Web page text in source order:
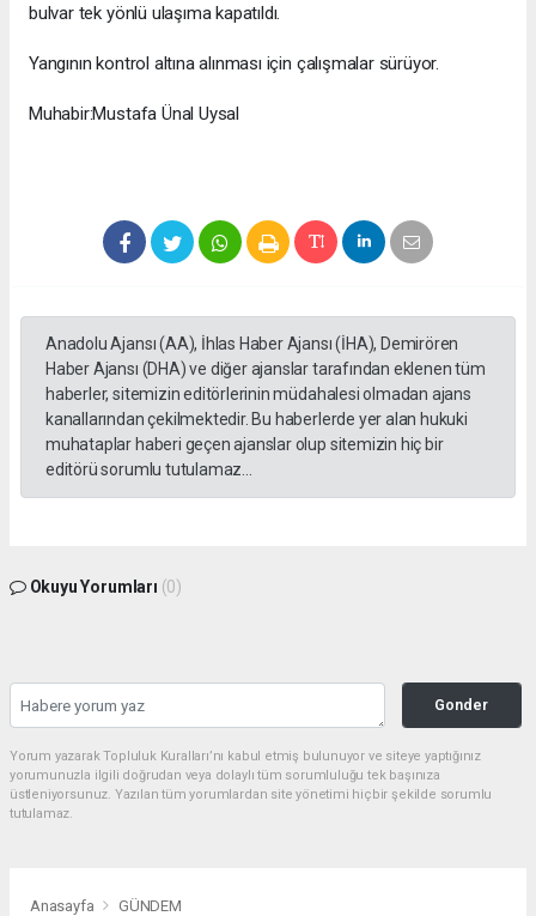
bulvar tek yönlü ulaşıma kapatıldı.
Yangının kontrol altına alınması için çalışmalar sürüyor.
Muhabir:Mustafa Ünal Uysal
Anadolu Ajansı (AA), İhlas Haber Ajansı (İHA), Demirören
Haber Ajansı (DHA) ve diğer ajanslar tarafından eklenen tüm
haberler, sitemizin editörlerinin müdahalesi olmadan ajans
kanallarından çekilmektedir. Bu haberlerde yer alan hukuki
muhataplar haberi geçen ajanslar olup sitemizin hiç bir
editörü sorumlu tutulamaz...
Okuyu Yorumları (0)
Gonder
Yorum yazarak Topluluk Kuralları’nı kabul etmiş bulunuyor ve siteye yaptığınız
yorumunuzla ilgili doğrudan veya dolaylı tüm sorumluluğu tek başınıza
üstleniyorsunuz. Yazılan tüm yorumlardan site yönetimi hiçbir şekilde sorumlu
tutulamaz.
Anasayfa GÜNDEM